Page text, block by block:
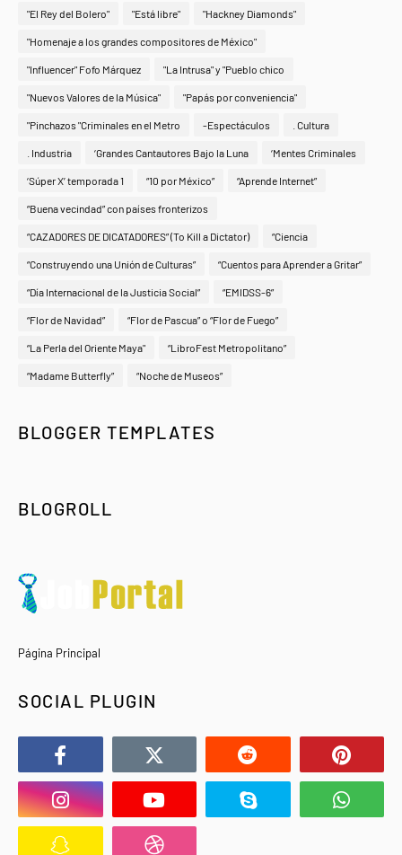
"El Rey del Bolero" "Está libre" "Hackney Diamonds"
"Homenaje a los grandes compositores de México"
"Influencer" Fofo Márquez "La Intrusa" y "Pueblo chico
"Nuevos Valores de la Música" "Papás por conveniencia"
"Pinchazos "Criminales en el Metro -Espectáculos . Cultura
. Industria ‘Grandes Cantautores Bajo la Luna ‘Mentes Criminales
‘Súper X’ temporada 1 “10 por México” “Aprende Internet”
“Buena vecindad” con países fronterizos
“CAZADORES DE DICATADORES” (To Kill a Dictator) “Ciencia
“Construyendo una Unión de Culturas” “Cuentos para Aprender a Gritar”
“Día Internacional de la Justicia Social” “EMIDSS-6”
“Flor de Navidad” “Flor de Pascua” o “Flor de Fuego”
“La Perla del Oriente Maya" “LibroFest Metropolitano”
“Madame Butterfly” “Noche de Museos”
BLOGGER TEMPLATES
BLOGROLL
Página Principal
SOCIAL PLUGIN